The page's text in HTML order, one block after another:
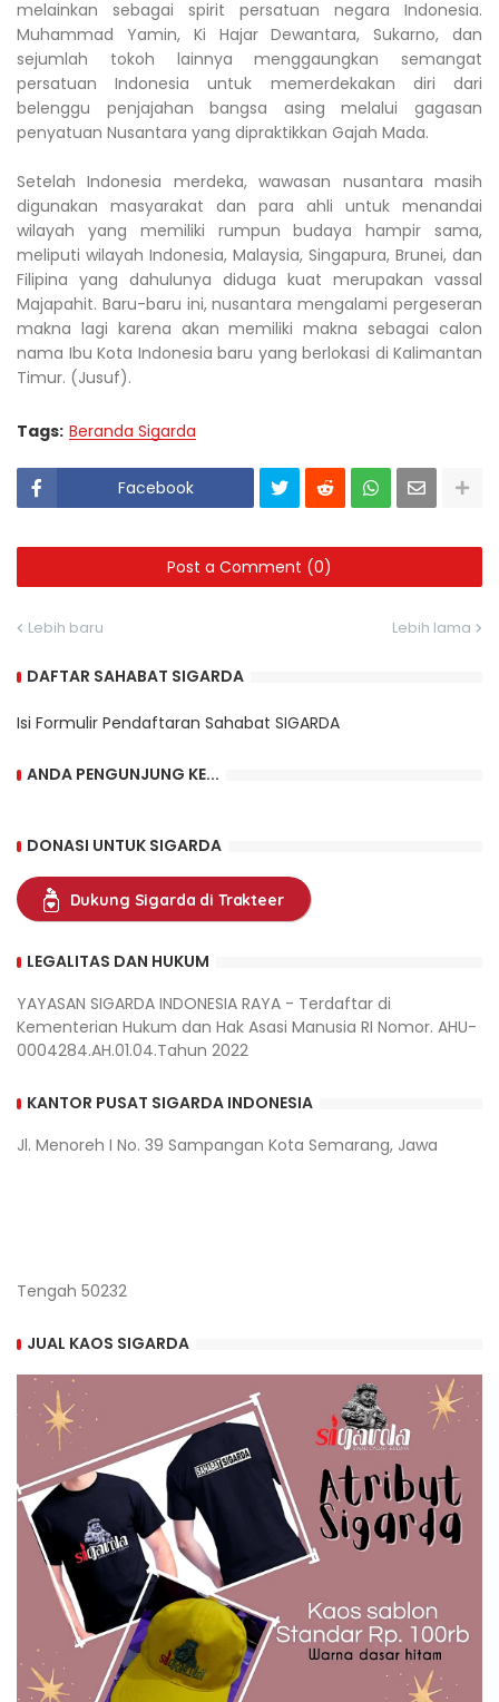
melainkan sebagai spirit persatuan negara Indonesia.
Muhammad Yamin, Ki Hajar Dewantara, Sukarno, dan
sejumlah tokoh lainnya menggaungkan semangat
persatuan Indonesia untuk memerdekakan diri dari
belenggu penjajahan bangsa asing melalui gagasan
penyatuan Nusantara yang dipraktikkan Gajah Mada.
Setelah Indonesia merdeka, wawasan nusantara masih
digunakan masyarakat dan para ahli untuk menandai
wilayah yang memiliki rumpun budaya hampir sama,
meliputi wilayah Indonesia, Malaysia, Singapura, Brunei, dan
Filipina yang dahulunya diduga kuat merupakan vassal
Majapahit. Baru-baru ini, nusantara mengalami pergeseran
makna lagi karena akan memiliki makna sebagai calon
nama Ibu Kota Indonesia baru yang berlokasi di Kalimantan
Timur. (Jusuf).
Tags: Beranda Sigarda
Facebook
Post a Comment (0)
Lebih baru Lebih lama
DAFTAR SAHABAT SIGARDA
Isi Formulir Pendaftaran Sahabat SIGARDA
ANDA PENGUNJUNG KE...
DONASI UNTUK SIGARDA
Dukung Sigarda di Trakteer
LEGALITAS DAN HUKUM
YAYASAN SIGARDA INDONESIA RAYA - Terdaftar di
Kementerian Hukum dan Hak Asasi Manusia RI Nomor. AHU-
0004284.AH.01.04.Tahun 2022
KANTOR PUSAT SIGARDA INDONESIA
Jl. Menoreh I No. 39 Sampangan Kota Semarang, Jawa
Tengah 50232
JUAL KAOS SIGARDA